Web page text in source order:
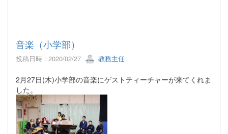
音楽（小学部）
投稿日時 : 2020/02/27 教務主任
2月27日(木)小学部の音楽にゲストティーチャーが来てくれま
した。